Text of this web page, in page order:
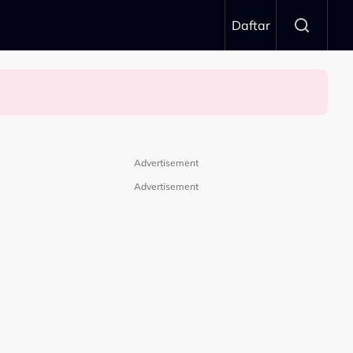
Daftar
Advertisement
Advertisement